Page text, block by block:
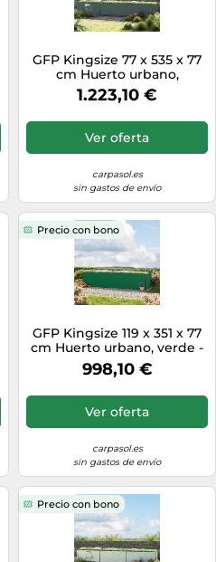
GFP Kingsize 77 x 535 x 77
cm Huerto urbano,
antracita - (GFPV00449)
1.223,10 €
Ver oferta
carpasol.es
sin gastos de envío
Precio con bono
GFP Kingsize 119 x 351 x 77
cm Huerto urbano, verde -
(GFPV00396)
998,10 €
Ver oferta
carpasol.es
sin gastos de envío
Precio con bono